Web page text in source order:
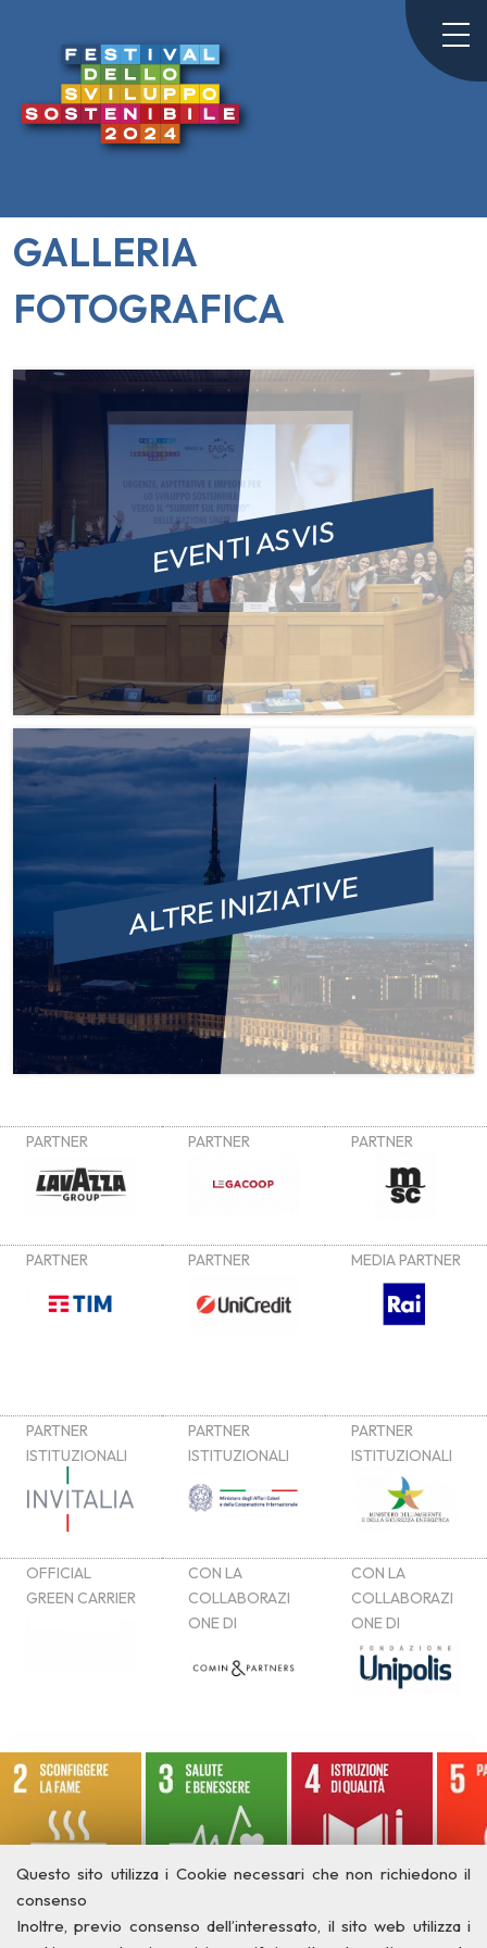
Questo sito utilizza i Cookie necessari che non richiedono il
consenso
Inoltre, previo consenso dell’interessato, il sito web utilizza i
GALLERIA
FOTOGRAFICA
EVENTI ASVIS
ALTRE INIZIATIVE